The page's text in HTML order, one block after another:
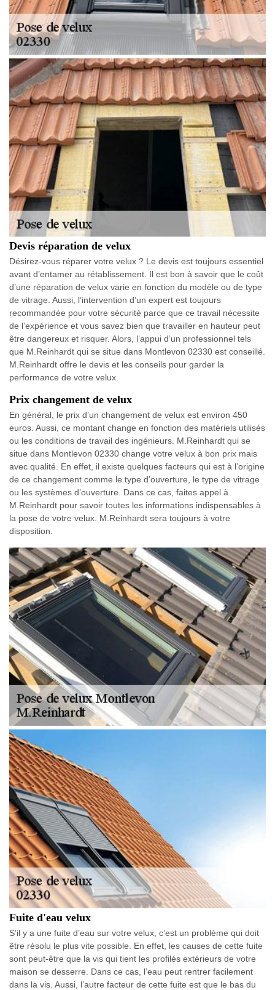
Devis réparation de velux
Désirez-vous réparer votre velux ? Le devis est toujours essentiel
avant d’entamer au rétablissement. Il est bon à savoir que le coût
d’une réparation de velux varie en fonction du modèle ou de type
de vitrage. Aussi, l’intervention d’un expert est toujours
recommandée pour votre sécurité parce que ce travail nécessite
de l’expérience et vous savez bien que travailler en hauteur peut
être dangereux et risquer. Alors, l’appui d’un professionnel tels
que M.Reinhardt qui se situe dans Montlevon 02330 est conseillé.
M.Reinhardt offre le devis et les conseils pour garder la
performance de votre velux.
Prix changement de velux
En général, le prix d’un changement de velux est environ 450
euros. Aussi, ce montant change en fonction des matériels utilisés
ou les conditions de travail des ingénieurs. M.Reinhardt qui se
situe dans Montlevon 02330 change votre velux à bon prix mais
avec qualité. En effet, il existe quelques facteurs qui est à l’origine
de ce changement comme le type d’ouverture, le type de vitrage
ou les systèmes d’ouverture. Dans ce cas, faites appel à
M.Reinhardt pour savoir toutes les informations indispensables à
la pose de votre velux. M.Reinhardt sera toujours à votre
disposition.
Fuite d'eau velux
S’il y a une fuite d’eau sur votre velux, c’est un problème qui doit
être résolu le plus vite possible. En effet, les causes de cette fuite
sont peut-être que la vis qui tient les profilés extérieurs de votre
maison se desserre. Dans ce cas, l’eau peut rentrer facilement
dans la vis. Aussi, l’autre facteur de cette fuite est que le bas du